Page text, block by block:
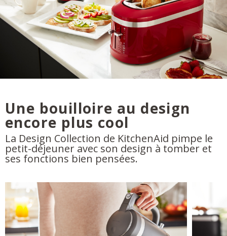
Une bouilloire au design
encore plus cool
La Design Collection de KitchenAid pimpe le
petit-déjeuner avec son design à tomber et
ses fonctions bien pensées.